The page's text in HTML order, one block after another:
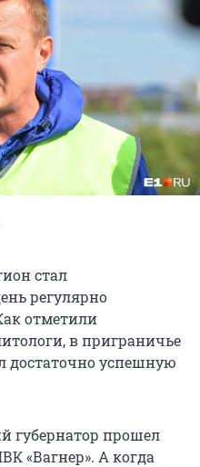
стал
регулярно
отметили
в приграничье
достаточно успешную
губернатор прошел
«Вагнер». А когда